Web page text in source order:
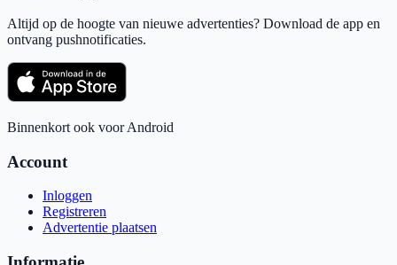
Altijd op de hoogte van nieuwe advertenties? Download de app en
ontvang pushnotificaties.
Binnenkort ook voor Android
Account
Inloggen
Registreren
Advertentie plaatsen